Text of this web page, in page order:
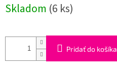
cena:
Skladom (6 ks)
Pridať do košíka